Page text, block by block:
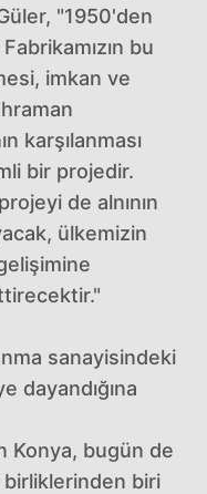
"1950'den
bu
imkan ve
karşılanması
bir projedir.
de alnının
ülkemizin
sanayisindeki
dayandığına
Konya, bugün de
biri